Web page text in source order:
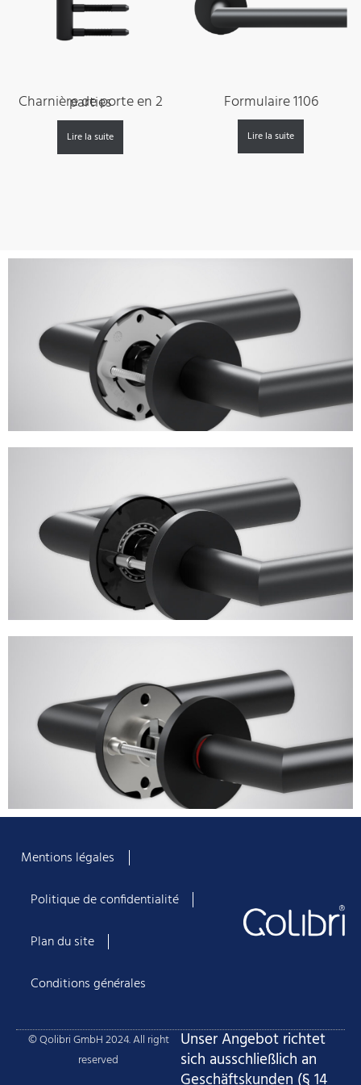
Charnière de porte en 2 parties
Lire la suite
Formulaire 1106
Lire la suite
Mentions légales
Politique de confidentialité
Plan du site
Conditions générales
© Qolibri GmbH 2024. All right
reserved
Unser Angebot richtet
sich ausschließlich an
Geschäftskunden (§ 14